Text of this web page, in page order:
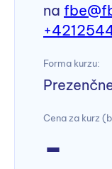
na
Forma kurzu:
Cena za kurz
-